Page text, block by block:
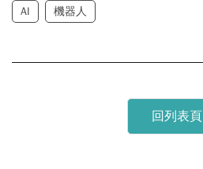
AI 機器人
回列表頁